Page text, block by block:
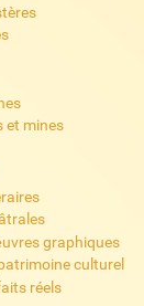
et mines
graphiques
culturel
réels